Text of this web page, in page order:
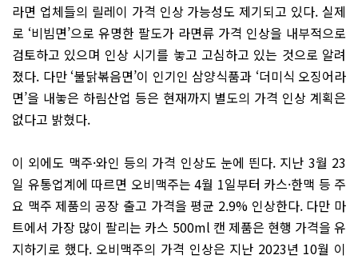
라면 업체들의 릴레이 가격 인상 가능성도 제기되고 있다. 실제
로 ‘비빔면’으로 유명한 팔도가 라면류 가격 인상을 내부적으로
검토하고 있으며 인상 시기를 놓고 고심하고 있는 것으로 알려
졌다. 다만 ‘불닭볶음면’이 인기인 삼양식품과 ‘더미식 오징어라
면’을 내놓은 하림산업 등은 현재까지 별도의 가격 인상 계획은
없다고 밝혔다.
이 외에도 맥주·와인 등의 가격 인상도 눈에 띈다. 지난 3월 23
일 유통업계에 따르면 오비맥주는 4월 1일부터 카스·한맥 등 주
요 맥주 제품의 공장 출고 가격을 평균 2.9% 인상한다. 다만 마
트에서 가장 많이 팔리는 카스 500ml 캔 제품은 현행 가격을 유
지하기로 했다. 오비맥주의 가격 인상은 지난 2023년 10월 이